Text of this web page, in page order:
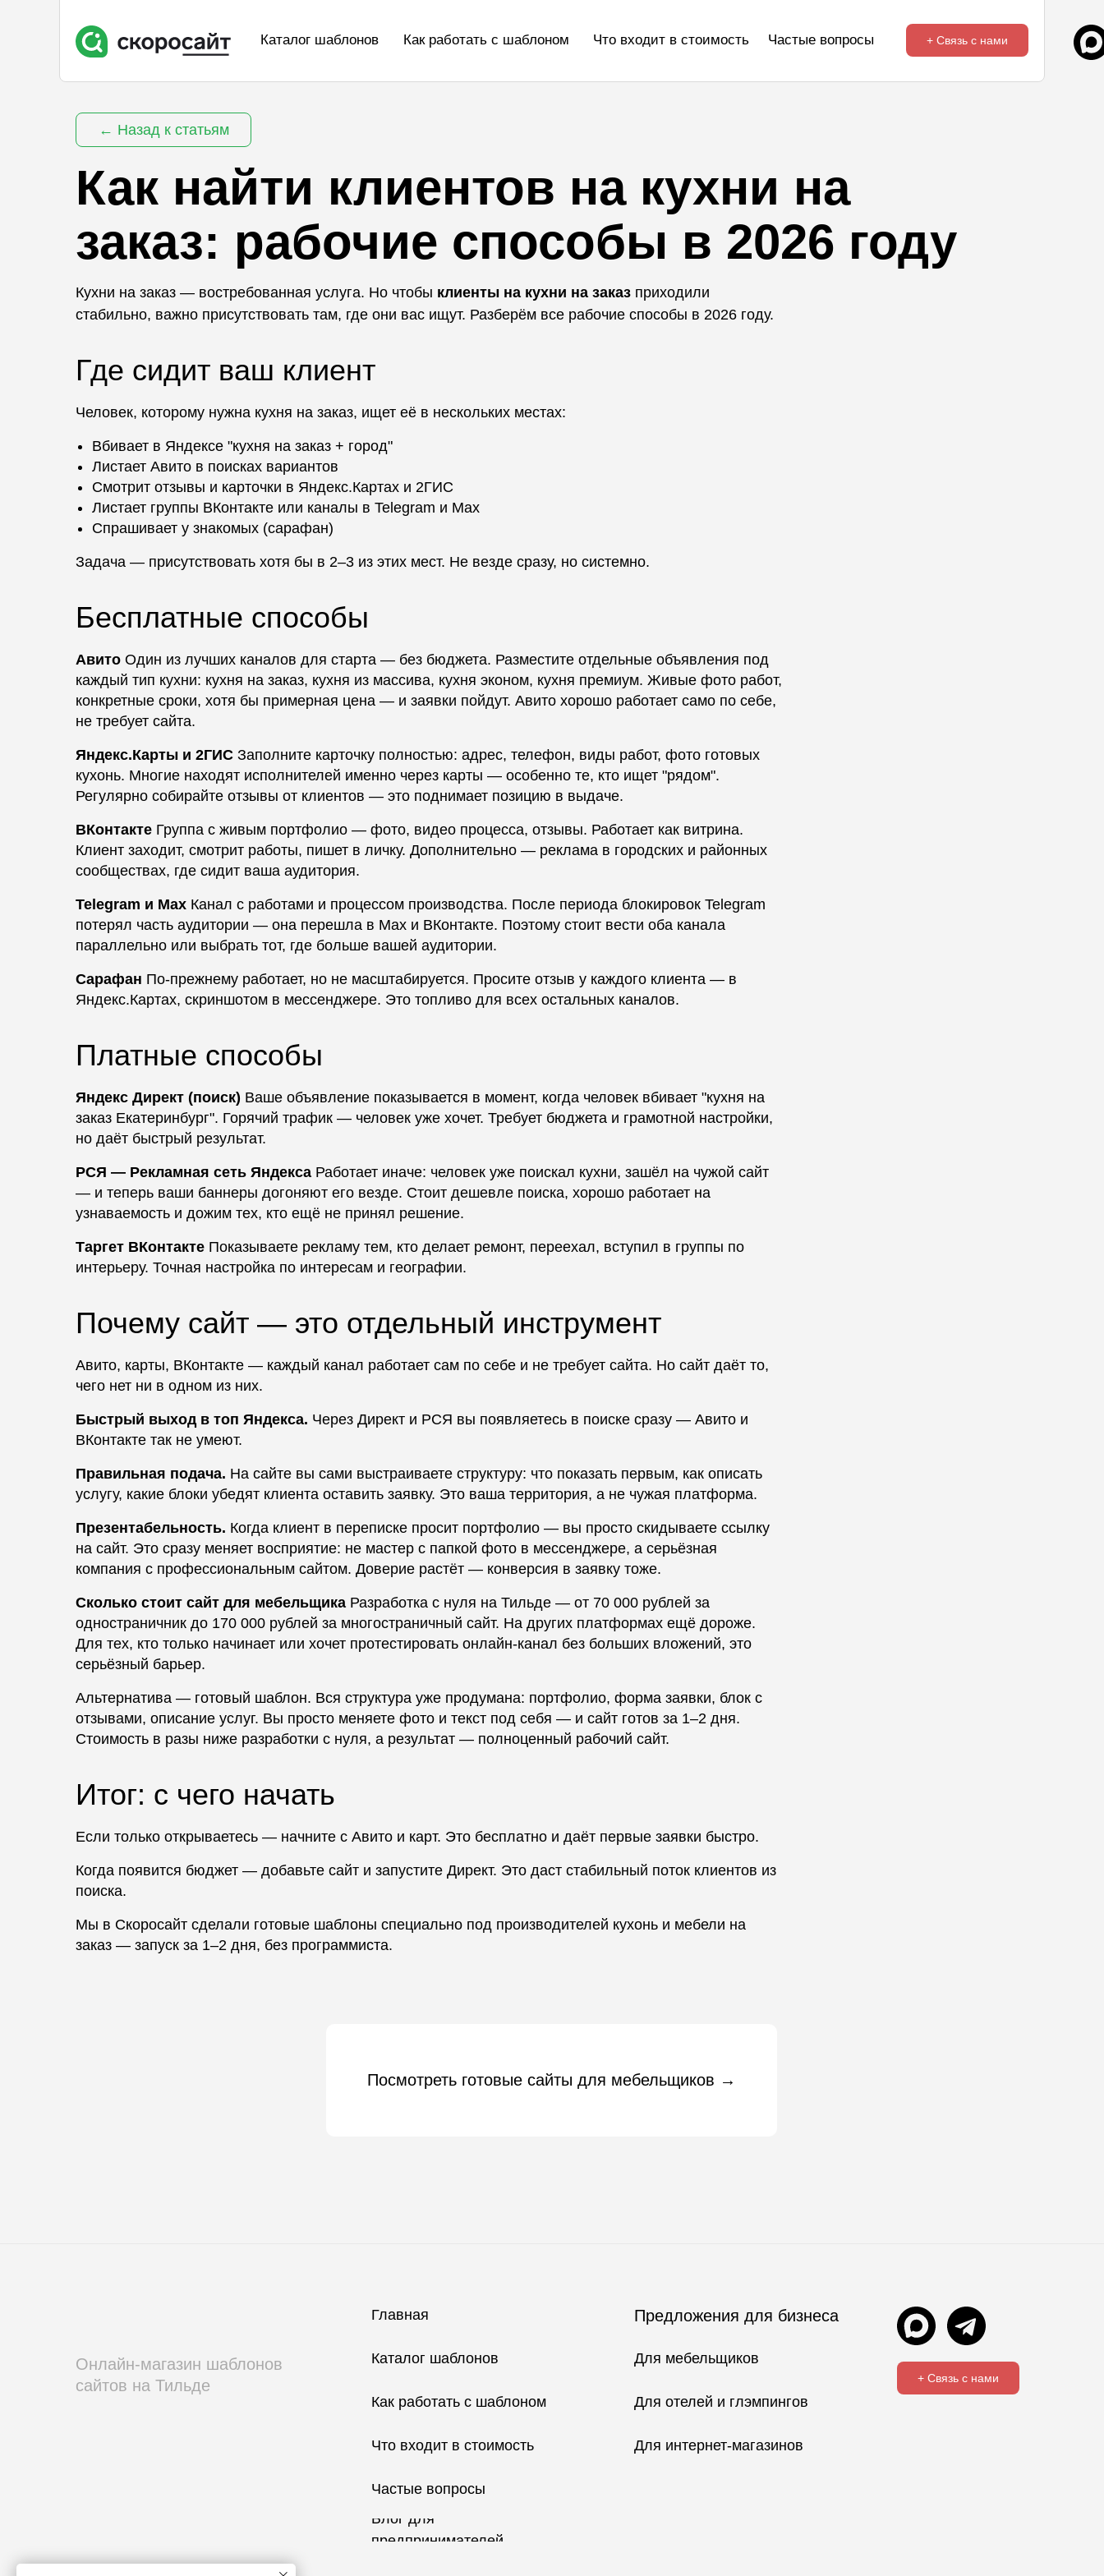
Каталог шаблонов Как работать с шаблоном Что входит в стоимость Частые вопросы + Связь с нами
← Назад к статьям
Как найти клиентов на кухни на
заказ: рабочие способы в 2026 году
Кухни на заказ — востребованная услуга. Но чтобы клиенты на кухни на заказ приходили
стабильно, важно присутствовать там, где они вас ищут. Разберём все рабочие способы в 2026 году.
Где сидит ваш клиент
Человек, которому нужна кухня на заказ, ищет её в нескольких местах:
Вбивает в Яндексе "кухня на заказ + город"
Листает Авито в поисках вариантов
Смотрит отзывы и карточки в Яндекс.Картах и 2ГИС
Листает группы ВКонтакте или каналы в Telegram и Max
Спрашивает у знакомых (сарафан)
Задача — присутствовать хотя бы в 2–3 из этих мест. Не везде сразу, но системно.
Бесплатные способы
Авито Один из лучших каналов для старта — без бюджета. Разместите отдельные объявления под
каждый тип кухни: кухня на заказ, кухня из массива, кухня эконом, кухня премиум. Живые фото работ,
конкретные сроки, хотя бы примерная цена — и заявки пойдут. Авито хорошо работает само по себе,
не требует сайта.
Яндекс.Карты и 2ГИС Заполните карточку полностью: адрес, телефон, виды работ, фото готовых
кухонь. Многие находят исполнителей именно через карты — особенно те, кто ищет "рядом".
Регулярно собирайте отзывы от клиентов — это поднимает позицию в выдаче.
ВКонтакте Группа с живым портфолио — фото, видео процесса, отзывы. Работает как витрина.
Клиент заходит, смотрит работы, пишет в личку. Дополнительно — реклама в городских и районных
сообществах, где сидит ваша аудитория.
Telegram и Max Канал с работами и процессом производства. После периода блокировок Telegram
потерял часть аудитории — она перешла в Max и ВКонтакте. Поэтому стоит вести оба канала
параллельно или выбрать тот, где больше вашей аудитории.
Сарафан По-прежнему работает, но не масштабируется. Просите отзыв у каждого клиента — в
Яндекс.Картах, скриншотом в мессенджере. Это топливо для всех остальных каналов.
Платные способы
Яндекс Директ (поиск) Ваше объявление показывается в момент, когда человек вбивает "кухня на
заказ Екатеринбург". Горячий трафик — человек уже хочет. Требует бюджета и грамотной настройки,
но даёт быстрый результат.
РСЯ — Рекламная сеть Яндекса Работает иначе: человек уже поискал кухни, зашёл на чужой сайт
— и теперь ваши баннеры догоняют его везде. Стоит дешевле поиска, хорошо работает на
узнаваемость и дожим тех, кто ещё не принял решение.
Таргет ВКонтакте Показываете рекламу тем, кто делает ремонт, переехал, вступил в группы по
интерьеру. Точная настройка по интересам и географии.
Почему сайт — это отдельный инструмент
Авито, карты, ВКонтакте — каждый канал работает сам по себе и не требует сайта. Но сайт даёт то,
чего нет ни в одном из них.
Быстрый выход в топ Яндекса. Через Директ и РСЯ вы появляетесь в поиске сразу — Авито и
ВКонтакте так не умеют.
Правильная подача. На сайте вы сами выстраиваете структуру: что показать первым, как описать
услугу, какие блоки убедят клиента оставить заявку. Это ваша территория, а не чужая платформа.
Презентабельность. Когда клиент в переписке просит портфолио — вы просто скидываете ссылку
на сайт. Это сразу меняет восприятие: не мастер с папкой фото в мессенджере, а серьёзная
компания с профессиональным сайтом. Доверие растёт — конверсия в заявку тоже.
Сколько стоит сайт для мебельщика Разработка с нуля на Тильде — от 70 000 рублей за
одностраничник до 170 000 рублей за многостраничный сайт. На других платформах ещё дороже.
Для тех, кто только начинает или хочет протестировать онлайн-канал без больших вложений, это
серьёзный барьер.
Альтернатива — готовый шаблон. Вся структура уже продумана: портфолио, форма заявки, блок с
отзывами, описание услуг. Вы просто меняете фото и текст под себя — и сайт готов за 1–2 дня.
Стоимость в разы ниже разработки с нуля, а результат — полноценный рабочий сайт.
Итог: с чего начать
Если только открываетесь — начните с Авито и карт. Это бесплатно и даёт первые заявки быстро.
Когда появится бюджет — добавьте сайт и запустите Директ. Это даст стабильный поток клиентов из
поиска.
Мы в Скоросайт сделали готовые шаблоны специально под производителей кухонь и мебели на
заказ — запуск за 1–2 дня, без программиста.
Посмотреть готовые сайты для мебельщиков →
Главная
Каталог шаблонов Для мебельщиков
Для отелей и глэмпингов
Для интернет-магазинов
Как работать с шаблоном
Что входит в стоимость
Частые вопросы
Блог для
предпринимателей
+ Связь с нами
Онлайн-магазин шаблонов
сайтов на Тильде
Предложения для бизнеса